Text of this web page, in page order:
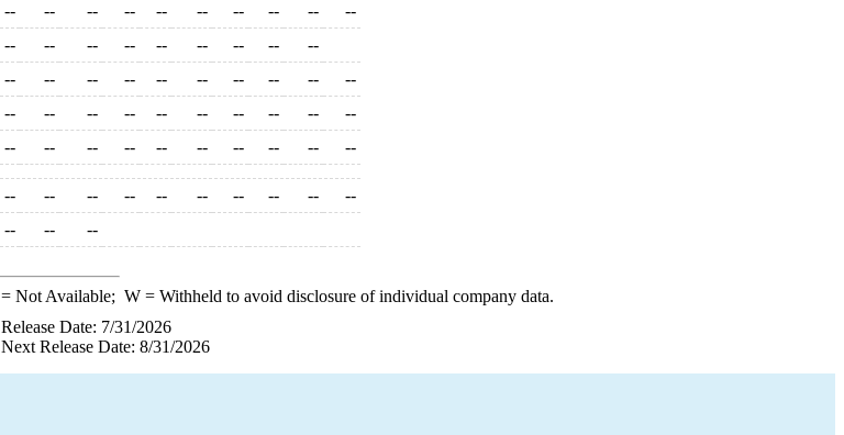
-- -- -- -- -- -- -- -- --
--
-- -- -- -- -- -- -- --
--
-- -- -- -- -- -- -- -- --
--
-- -- -- -- -- -- -- -- --
--
-- -- -- -- -- -- -- -- -- --
-- -- -- -- -- -- -- -- --
--
-- -- --
= Not Available; W= Withheld to avoid disclosure of individual company data.
Release Date: 7/31/2026
Next Release Date: 8/31/2026